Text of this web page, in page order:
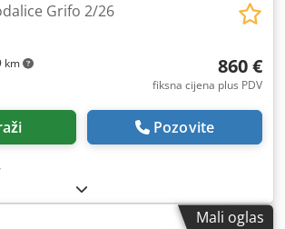
km
Grifo 2/26
860 €
fiksna cijena plus PDV
Pozovite
,
Mali oglas